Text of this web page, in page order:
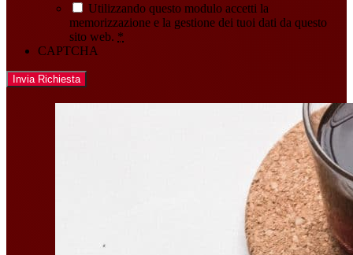
Utilizzando questo modulo accetti la
memorizzazione e la gestione dei tuoi dati da questo
sito web. *
CAPTCHA